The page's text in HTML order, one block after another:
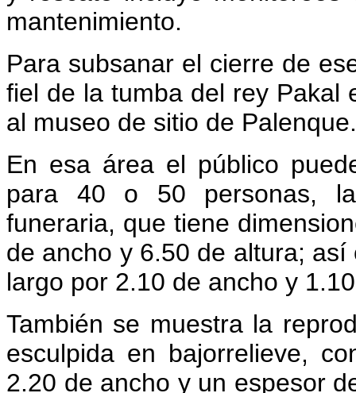
mantenimiento.
Para subsanar el cierre de
fiel de la tumba del rey Pakal
al museo de sitio de Palenque.
En esa área el público
para 40 o 50 personas,
funeraria, que tiene
de ancho y 6.50 de altura;
largo por 2.10 de ancho y
También se muestra la
esculpida en bajorrelieve,
2.20 de ancho y un espesor